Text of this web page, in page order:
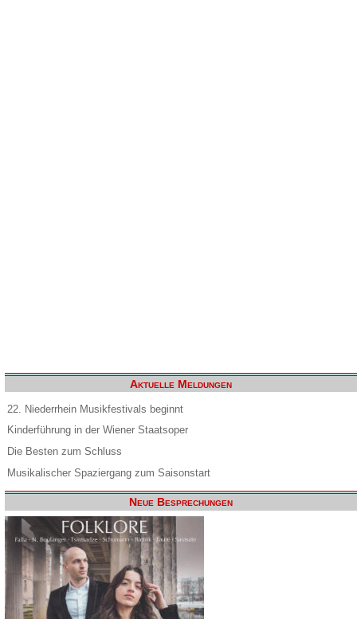
Aktuelle Meldungen
22. Niederrhein Musikfestivals beginnt
Kinderführung in der Wiener Staatsoper
Die Besten zum Schluss
Musikalischer Spaziergang zum Saisonstart
Neue Besprechungen